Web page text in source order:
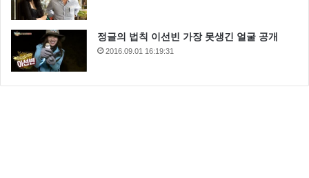
정글의 법칙 이선빈 가장 못생긴 얼굴 공개
2016.09.01 16:19:31